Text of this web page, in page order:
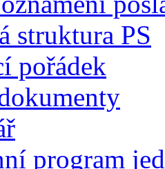
struktura PS
pořádek
program